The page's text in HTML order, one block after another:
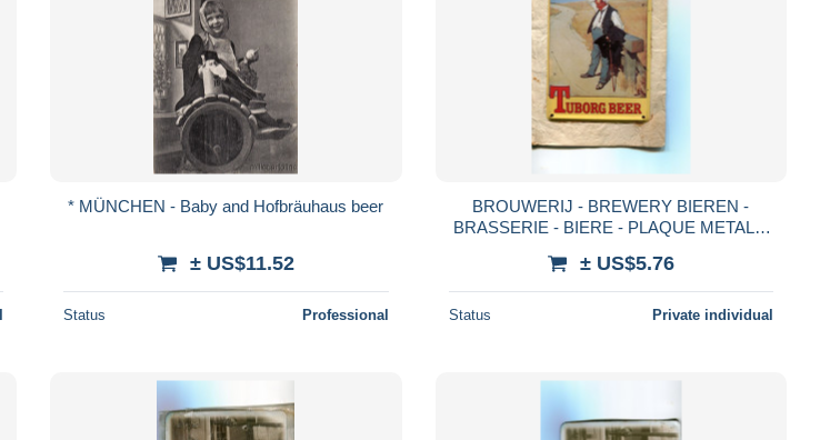
* MÜNCHEN - Baby and Hofbräuhaus beer
± US$11.52
Status Professional
BROUWERIJ - BREWERY BIEREN -
BRASSERIE - BIERE - PLAQUE METAL 8
± US$5.76
Status Private individual